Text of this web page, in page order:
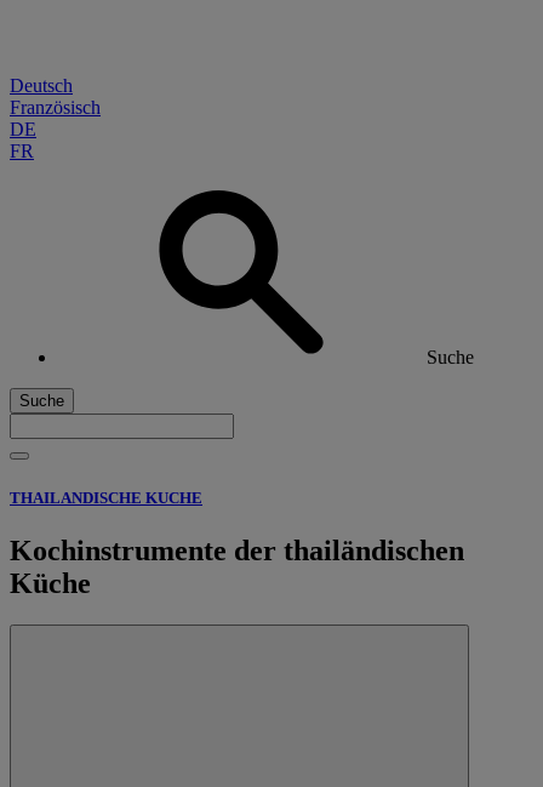
Deutsch
Französisch
DE
FR
Suche
Suche
THAILANDISCHE KUCHE
Kochinstrumente der thailändischen
Küche